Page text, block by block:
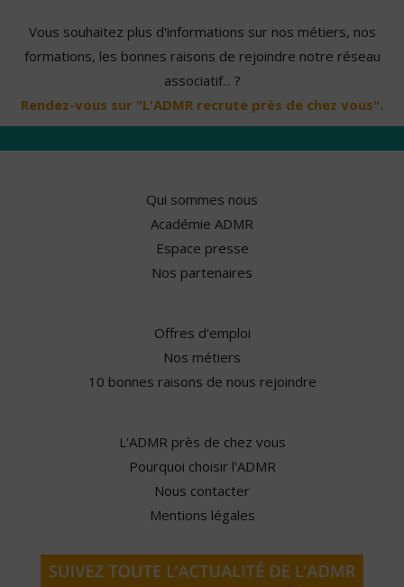
Vous souhaitez plus d'informations sur nos métiers, nos
formations, les bonnes raisons de rejoindre notre réseau
associatif... ?
Rendez-vous sur "L'ADMR recrute près de chez vous".
Qui sommes nous
Académie ADMR
Espace presse
Nos partenaires
Offres d'emploi
Nos métiers
10 bonnes raisons de nous rejoindre
L'ADMR près de chez vous
Pourquoi choisir l'ADMR
Nous contacter
Mentions légales